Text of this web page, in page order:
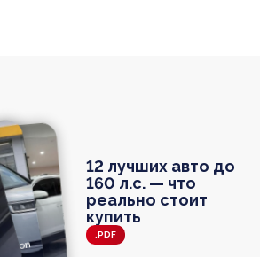
12 лучших авто до
160 л.с. — что
реально стоит
купить
.PDF